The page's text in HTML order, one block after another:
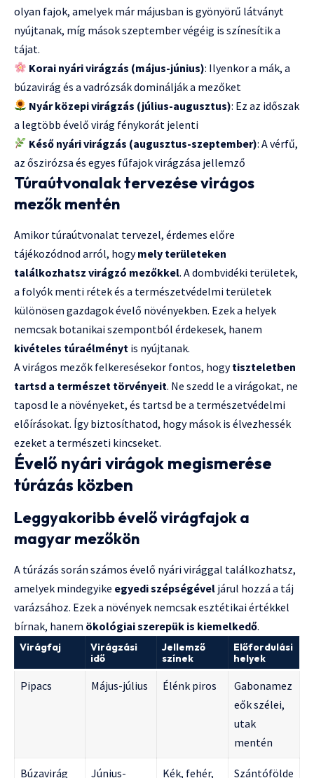
olyan fajok, amelyek már májusban is gyönyörű látványt
nyújtanak, míg mások szeptember végéig is színesítik a
tájat.
Korai nyári virágzás (május-június): Ilyenkor a mák, a
búzavirág és a vadrózsák dominálják a mezőket
Nyár közepi virágzás (július-augusztus): Ez az időszak
a legtöbb évelő virág fénykorát jelenti
Késő nyári virágzás (augusztus-szeptember): A vérfű,
az őszirózsa és egyes fűfajok virágzása jellemző
Túraútvonalak tervezése virágos
mezők mentén
Amikor túraútvonalat tervezel, érdemes előre
tájékozódnod arról, hogymely területeken
találkozhatsz virágzó mezőkkel. A dombvidéki területek,
a folyók menti rétek és a természetvédelmi területek
különösen gazdagok évelő növényekben. Ezek a helyek
nemcsak botanikai szempontból érdekesek, hanem
kivételes túraélményt is nyújtanak.
A virágos mezők felkeresésekor fontos, hogytiszteletben
tartsd a természet törvényeit. Ne szedd le a virágokat, ne
taposd le a növényeket, és tartsd be a természetvédelmi
előírásokat. Így biztosíthatod, hogy mások is élvezhessék
ezeket a természeti kincseket.
Évelő nyári virágok megismerése
túrázás közben
Leggyakoribb évelő virágfajok a
magyar mezőkön
A túrázás során számos évelő nyári virággal találkozhatsz,
amelyek mindegyike egyedi szépségével járul hozzá a táj
varázsához. Ezek a növények nemcsak esztétikai értékkel
bírnak, hanem ökológiai szerepük is kiemelkedő.
Virágfaj
Virágzási
idő
Jellemző
színek
Előfordulási
helyek
Pipacs Május-július Élénk piros
Gabonamez
eők szélei,
utak
mentén
Búzavirág Június- Kék, fehér, Szántófölde